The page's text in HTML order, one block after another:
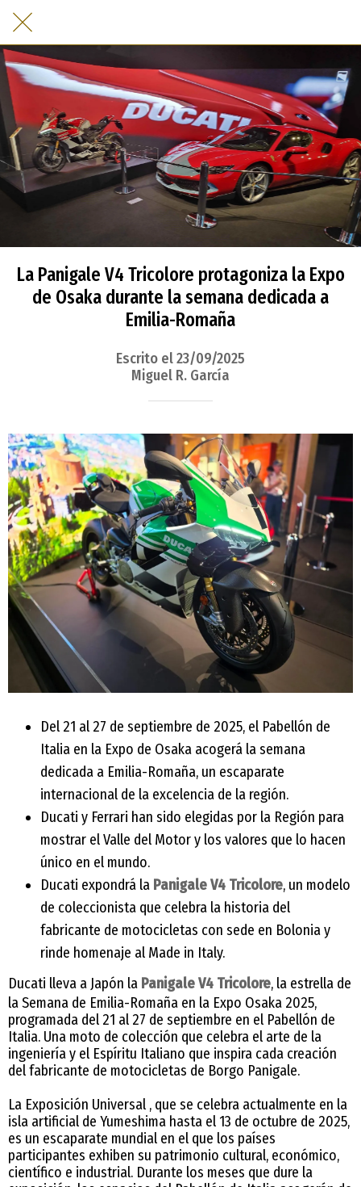
La Panigale V4 Tricolore protagoniza la Expo
de Osaka durante la semana dedicada a
Emilia-Romaña
Escrito el 23/09/2025
Miguel R. García
Del 21 al 27 de septiembre de 2025, el Pabellón de
Italia en la Expo de Osaka acogerá la semana
dedicada a Emilia-Romaña, un escaparate
internacional de la excelencia de la región.
Ducati y Ferrari han sido elegidas por la Región para
mostrar el Valle del Motor y los valores que lo hacen
único en el mundo.
Ducati expondrá la Panigale V4 Tricolore, un modelo
de coleccionista que celebra la historia del
fabricante de motocicletas con sede en Bolonia y
rinde homenaje al Made in Italy.
Ducati lleva a Japón la Panigale V4 Tricolore, la estrella de
la Semana de Emilia-Romaña en la Expo Osaka 2025,
programada del 21 al 27 de septiembre en el Pabellón de
Italia. Una moto de colección que celebra el arte de la
ingeniería y el Espíritu Italiano que inspira cada creación
del fabricante de motocicletas de Borgo Panigale.
La Exposición Universal , que se celebra actualmente en la
isla artificial de Yumeshima hasta el 13 de octubre de 2025,
es un escaparate mundial en el que los países
participantes exhiben su patrimonio cultural, económico,
científico e industrial. Durante los meses que dure la